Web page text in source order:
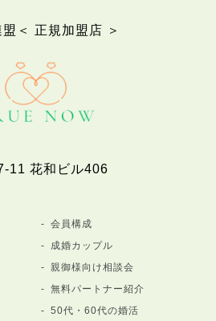
＜ 正規加盟店 ＞
11 花和ビル406
会員構成
成婚カップル
親御様向け相談会
無料パートナー紹介
50代・60代の婚活